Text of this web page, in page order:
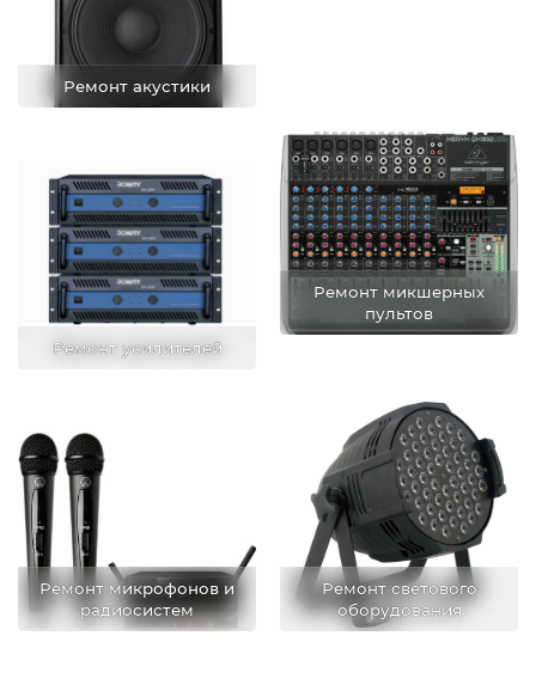
Ремонт акустики
Ремонт усилителей
Ремонт микшерных
пультов
Ремонт микрофонов и
радиосистем
Ремонт светового
оборудования